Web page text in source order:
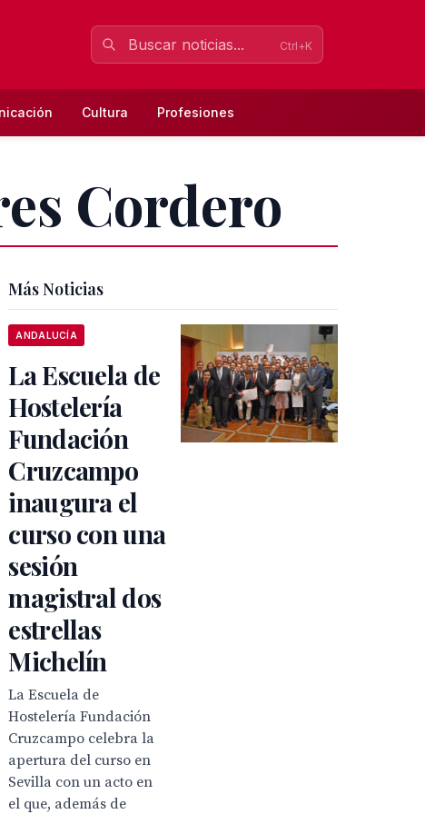
Ctrl+K
Cultura Profesiones
Cordero
Más Noticias
ANDALUCÍA
La Escuela de
Hostelería
Fundación
Cruzcampo
inaugura el
curso con una
sesión
magistral dos
estrellas
Michelín
La Escuela de
Hostelería Fundación
Cruzcampo celebra la
apertura del curso en
Sevilla con un acto en
el que, además de